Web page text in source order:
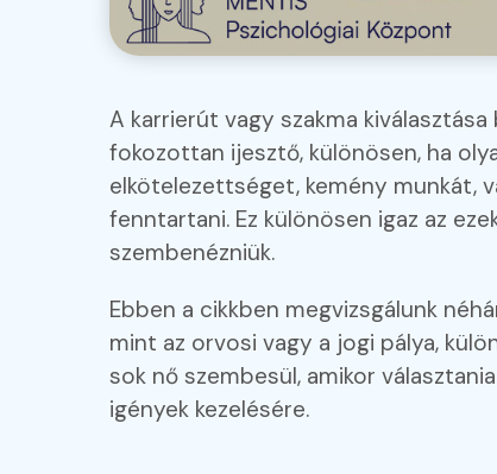
A karrierút vagy szakma
fokozottan ijesztő, különösen, ha
elkötelezettséget, kemény munkát,
fenntartani. Ez különösen igaz az
szembenézniük.
Ebben a cikkben megvizsgálunk
mint az orvosi vagy a jogi pálya,
sok nő szembesül, amikor
igények kezelésére.